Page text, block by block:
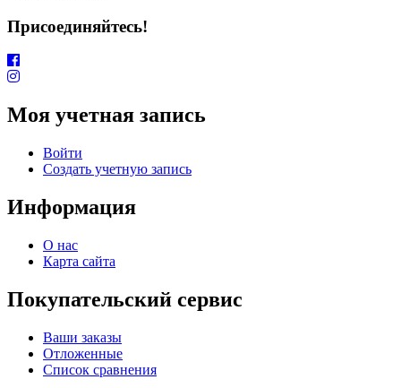
Присоединяйтесь!
Моя учетная запись
Войти
Создать учетную запись
Информация
О нас
Карта сайта
Покупательский сервис
Ваши заказы
Отложенные
Список сравнения